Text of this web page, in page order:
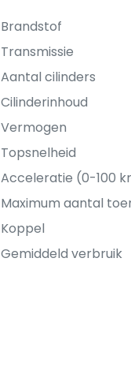
Brandstof
Transmissie
Aantal cilinders
Cilinderinhoud
Vermogen
Topsnelheid
Acceleratie (0-100
Maximum aantal
Koppel
Gemiddeld verbruik